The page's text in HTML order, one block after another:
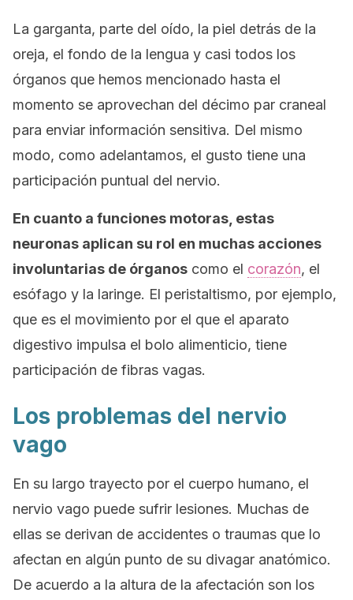
La garganta, parte del oído, la piel detrás de la
oreja, el fondo de la lengua y casi todos los
órganos que hemos mencionado hasta el
momento se aprovechan del décimo par craneal
para enviar información sensitiva. Del mismo
modo, como adelantamos, el gusto tiene una
participación puntual del nervio.
En cuanto a funciones motoras, estas
neuronas aplican su rol en muchas acciones
involuntarias de órganos como el corazón, el
esófago y la laringe. El peristaltismo, por ejemplo,
que es el movimiento por el que el aparato
digestivo impulsa el bolo alimenticio, tiene
participación de fibras vagas.
Los problemas del nervio
vago
En su largo trayecto por el cuerpo humano, el
nervio vago puede sufrir lesiones. Muchas de
ellas se derivan de accidentes o traumas que lo
afectan en algún punto de su divagar anatómico.
De acuerdo a la altura de la afectación son los